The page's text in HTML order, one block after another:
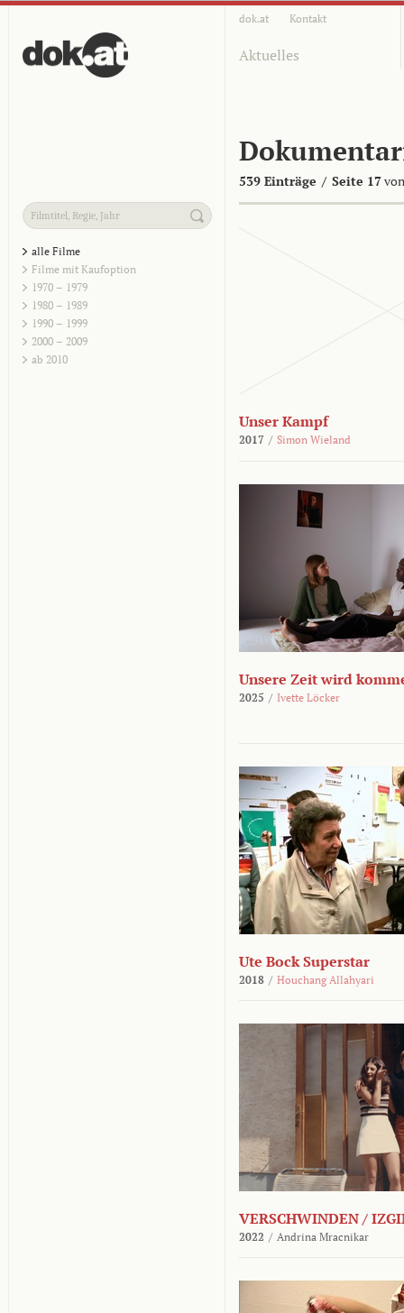
dok.at Kontakt
Aktuelles
539 Einträge / Seite 17
alle Filme
Filme mit Kaufoption
1970 – 1979
1980 – 1989
1990 – 1999
2000 – 2009
ab 2010
Unser Kampf
2017 / Simon Wieland
Unsere Zeit wird
2025 / Ivette Löcker
Ute Bock Superstar
2018 / Houchang Allahyari
VERSCHWINDEN /
2022 / Andrina Mracnikar